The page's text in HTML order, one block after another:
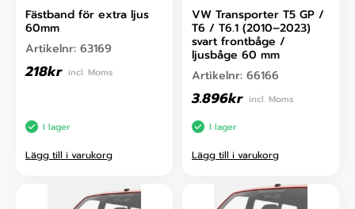
Fästband för extra ljus
60mm
Artikelnr: 63169
218kr incl. Moms
I lager
Lägg till i varukorg
VW Transporter T5 GP /
T6 / T6.1 (2010–2023)
svart frontbåge /
ljusbåge 60 mm
Artikelnr: 66166
3.896kr incl. Moms
I lager
Lägg till i varukorg